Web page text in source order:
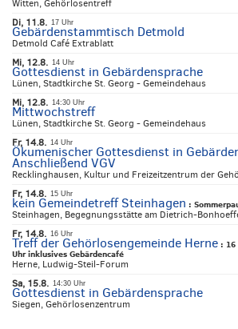
Witten, Gehörlosentreff
Di, 11.8. 17 Uhr
Gebärdenstammtisch Detmold
Detmold Café Extrablatt
Mi, 12.8. 14 Uhr
Gottesdienst in Gebärdensprache
Lünen, Stadtkirche St. Georg - Gemeindehaus
Mi, 12.8. 14:30 Uhr
Mittwochstreff
Lünen, Stadtkirche St. Georg - Gemeindehaus
Fr, 14.8. 14 Uhr
Ökumenischer Gottesdienst in
Anschließend VGV
Recklinghausen, Kultur und Freizeitzentrum der
Fr, 14.8. 15 Uhr
kein Gemeindetreff Steinhagen :
Steinhagen, Begegnungsstätte am Dietrich-
Fr, 14.8. 16 Uhr
Treff der Gehörlosengemeinde Herne : 16
Uhr inklusives Gebärdencafé
Herne, Ludwig-Steil-Forum
Sa, 15.8. 14:30 Uhr
Gottesdienst in Gebärdensprache
Siegen, Gehörlosenzentrum